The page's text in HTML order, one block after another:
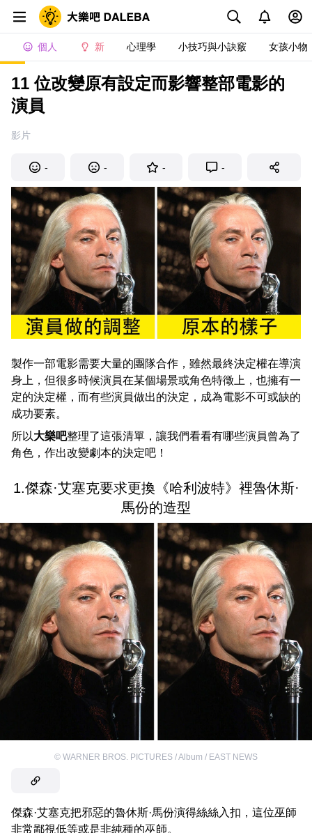
個人 新 心理學 小技巧與小訣竅 女孩小物
11 位改變原有設定而影響整部電影的
演員
影片
- - - -
製作一部電影需要大量的團隊合作，雖然最終決定權在導演
身上，但很多時候演員在某個場景或角色特徵上，也擁有一
定的決定權，而有些演員做出的決定，成為電影不可或缺的
成功要素。
所以大樂吧整理了這張清單，讓我們看看有哪些演員曾為了
角色，作出改變劇本的決定吧！
1.傑森·艾塞克要求更換《哈利波特》裡魯休斯·
馬份的造型
© WARNER BROS. PICTURES / Album / EAST NEWS
傑森·艾塞克把邪惡的魯休斯·馬份演得絲絲入扣，這位巫師
非常鄙視低等或是非純種的巫師。